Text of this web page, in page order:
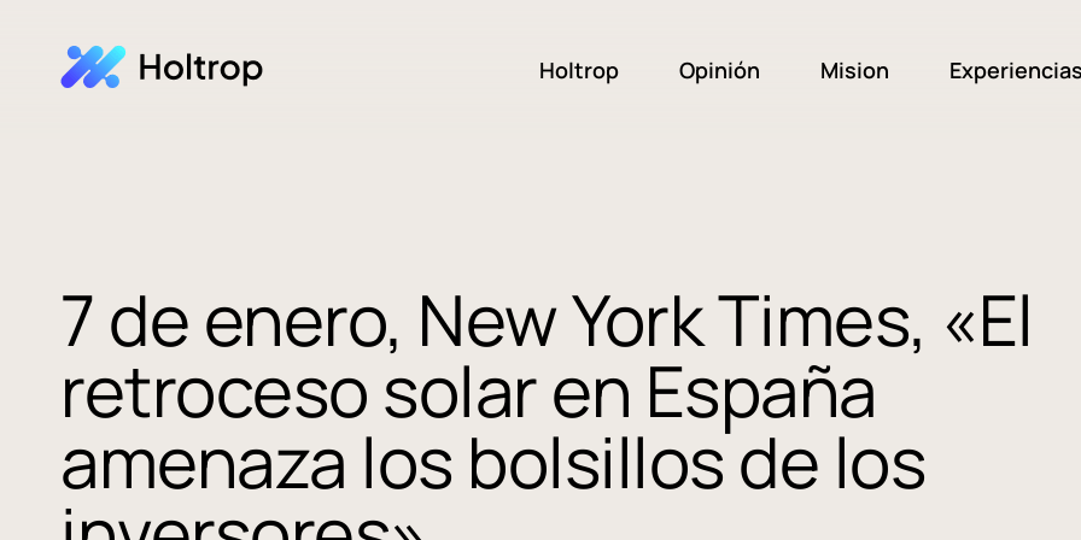
Holtrop Opinión Mision Experiencias
7 de enero, New York Times, «El
retroceso solar en España
amenaza los bolsillos de los